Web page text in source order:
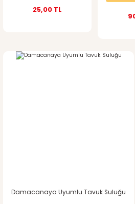
25,00 TL
Damacanaya Uyumlu Tavuk Suluğu